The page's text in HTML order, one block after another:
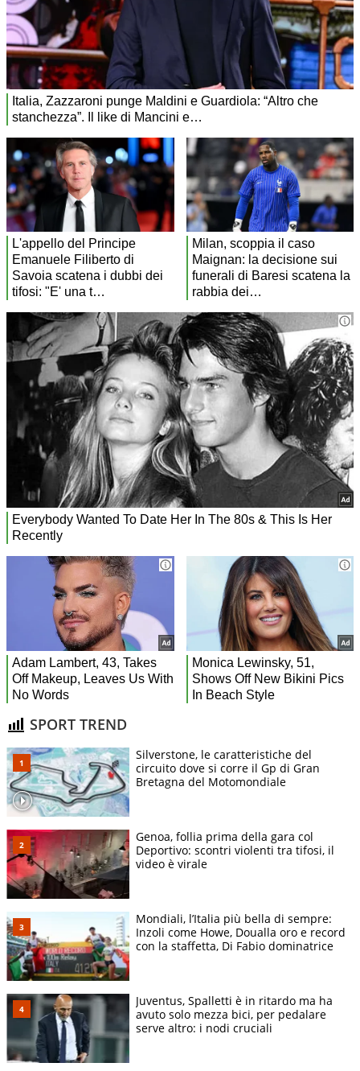
SPORT TREND
Silverstone, le caratteristiche del
circuito dove si corre il Gp di Gran
Bretagna del Motomondiale
Genoa, follia prima della gara col
Deportivo: scontri violenti tra tifosi, il
video è virale
Mondiali, l’Italia più bella di sempre:
Inzoli come Howe, Doualla oro e record
con la staffetta, Di Fabio dominatrice
Juventus, Spalletti è in ritardo ma ha
avuto solo mezza bici, per pedalare
serve altro: i nodi cruciali